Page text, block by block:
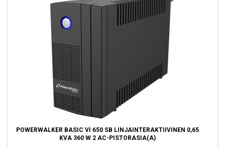
POWERWALKER BASIC VI 650 SB LINJAINTERAKTIIVINEN 0,65
KVA 360 W 2 AC-PISTORASIA(A)